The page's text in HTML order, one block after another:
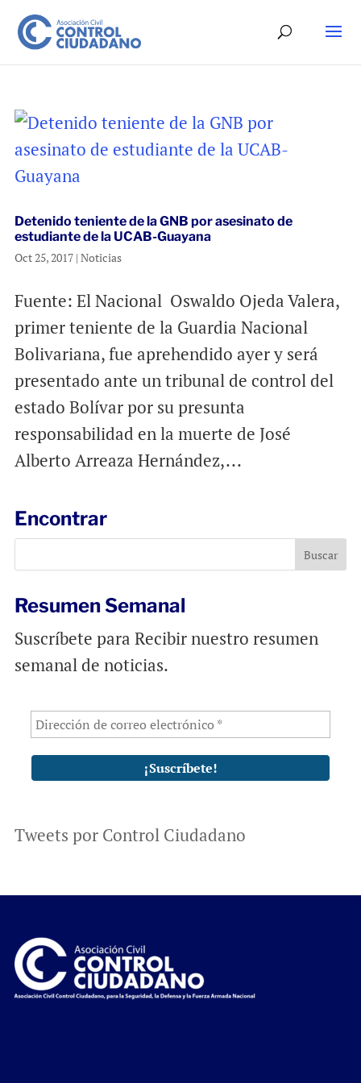
Detenido teniente de la GNB por asesinato de
estudiante de la UCAB-Guayana
Oct 25, 2017| Noticias
Fuente: El Nacional Oswaldo Ojeda Valera,
primer teniente de la Guardia Nacional
Bolivariana, fue aprehendido ayer y será
presentado ante un tribunal de control del
estado Bolívar por su presunta
responsabilidad en la muerte de José
Alberto Arreaza Hernández,...
Encontrar
Resumen Semanal
Suscríbete para Recibir nuestro resumen
semanal de noticias.
Tweets por Control Ciudadano